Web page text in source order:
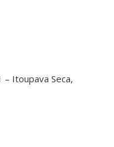
– Itoupava Seca,